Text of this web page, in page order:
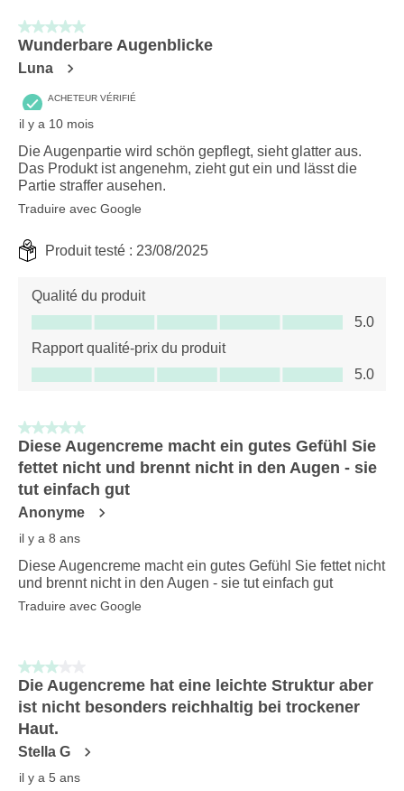
sur
21
avis.
5 sur 5 étoiles.
Wunderbare Augenblicke
Luna
ACHETEUR VÉRIFIÉ
il y a 10 mois
Die Augenpartie wird schön gepflegt, sieht glatter aus.
Das Produkt ist angenehm, zieht gut ein und lässt die
Partie straffer ausehen.
Traduire avec Google
Produit testé : 23/08/2025
Qualité du produit
Qualité du produit, 5.0 sur 5
5.0
Rapport qualité-prix du produit
Rapport qualité-prix du produit, 5.0 sur 5
5.0
5 sur 5 étoiles.
Diese Augencreme macht ein gutes Gefühl Sie
fettet nicht und brennt nicht in den Augen - sie
tut einfach gut
Anonyme
il y a 8 ans
Diese Augencreme macht ein gutes Gefühl Sie fettet nicht
und brennt nicht in den Augen - sie tut einfach gut
Traduire avec Google
3 sur 5 étoiles.
Die Augencreme hat eine leichte Struktur aber
ist nicht besonders reichhaltig bei trockener
Haut.
Stella G
il y a 5 ans